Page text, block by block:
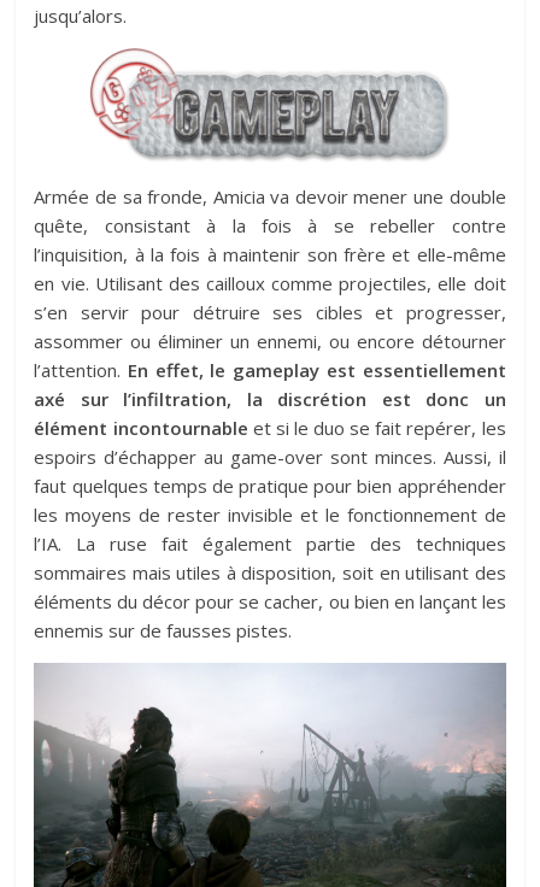
jusqu’alors.
Armée de sa fronde, Amicia va devoir mener une double
quête, consistant à la fois à se rebeller contre
l’inquisition, à la fois à maintenir son frère et elle-même
en vie. Utilisant des cailloux comme projectiles, elle doit
s’en servir pour détruire ses cibles et progresser,
assommer ou éliminer un ennemi, ou encore détourner
l’attention. En effet, le gameplay est essentiellement
axé sur l’infiltration, la discrétion est donc un
élément incontournable et si le duo se fait repérer, les
espoirs d’échapper au game-over sont minces. Aussi, il
faut quelques temps de pratique pour bien appréhender
les moyens de rester invisible et le fonctionnement de
l’IA. La ruse fait également partie des techniques
sommaires mais utiles à disposition, soit en utilisant des
éléments du décor pour se cacher, ou bien en lançant les
ennemis sur de fausses pistes.